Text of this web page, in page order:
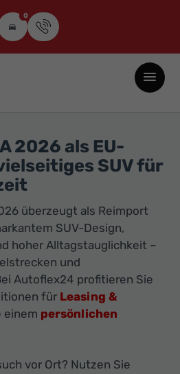
0
2026 als EU-
SUV für
überzeugt als Reimport
SUV-Design,
hoher Alltagstauglichkeit –
und
Autoflex24 profitieren Sie
für Leasing &
einem persönlichen
vor Ort? Nutzen Sie